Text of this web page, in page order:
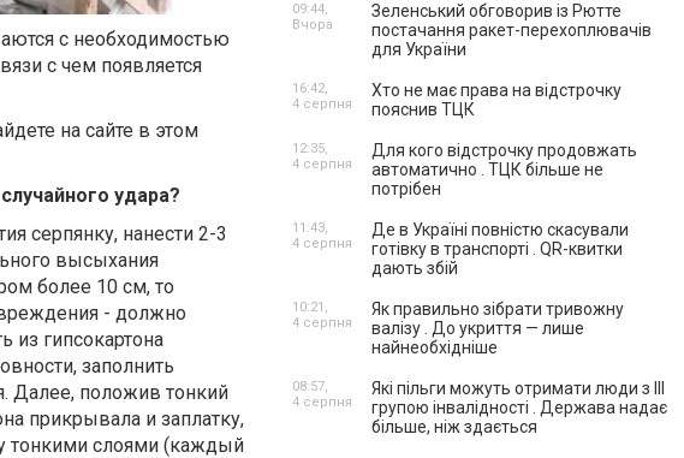
с необходимостью
с чем появляется
на сайте в этом
удара?
серпянку, нанести 2-3
высыхания
более 10 см, то
- должно
из гипсокартона
заполнить
Далее, положив тонкий
прикрывала и заплатку,
тонкими слоями (каждый
Зеленський обговорив із Рютте
постачання ракет-перехоплювачів
для України
09:44,
Вчора
Хто не має права на відстрочку
пояснив ТЦК
16:42,
4 серпня
Для кого відстрочку продовжать
автоматично . ТЦК більше не
потрібен
12:35,
4 серпня
Де в Україні повністю скасували
готівку в транспорті . QR-квитки
дають збій
11:43,
4 серпня
Як правильно зібрати тривожну
валізу . До укриття — лише
найнеобхідніше
10:21,
4 серпня
Які пільги можуть отримати люди з III
групою інвалідності . Держава надає
більше, ніж здається
08:57,
4 серпня